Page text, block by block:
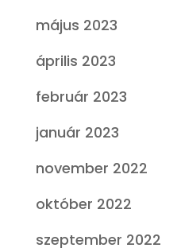
május 2023
április 2023
február 2023
január 2023
november 2022
október 2022
szeptember 2022